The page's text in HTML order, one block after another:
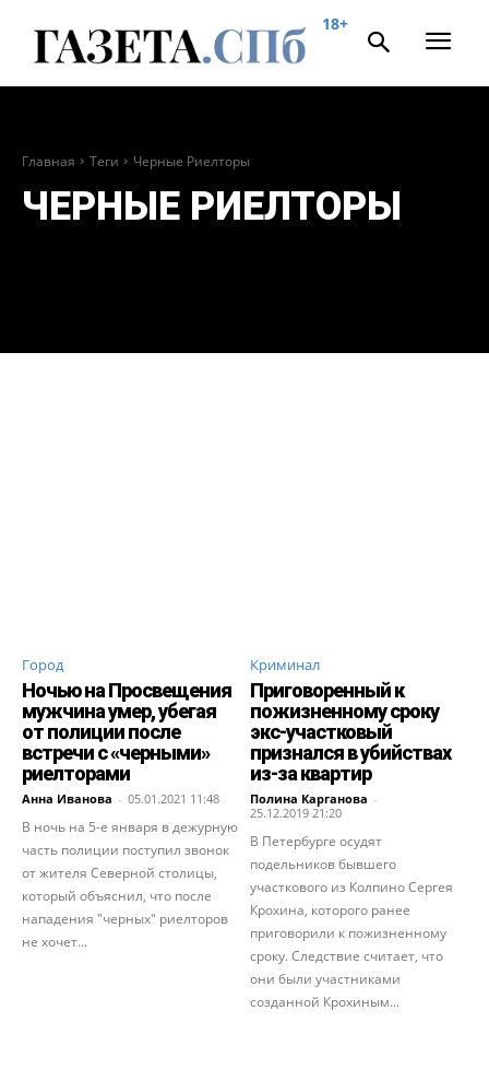
18+
Главная Теги Черные Риелторы
ЧЕРНЫЕ РИЕЛТОРЫ
Город
Ночью на Просвещения
мужчина умер, убегая
от полиции после
встречи с «черными»
риелторами
Анна Иванова - 05.01.2021 11:48
В ночь на 5-е января в дежурную
часть полиции поступил звонок
от жителя Северной столицы,
который объяснил, что после
нападения "черных" риелторов
не хочет...
Криминал
Приговоренный к
пожизненному сроку
экс-участковый
признался в убийствах
из-за квартир
Полина Карганова -
25.12.2019 21:20
В Петербурге осудят
подельников бывшего
участкового из Колпино Сергея
Крохина, которого ранее
приговорили к пожизненному
сроку. Следствие считает, что
они были участниками
созданной Крохиным...